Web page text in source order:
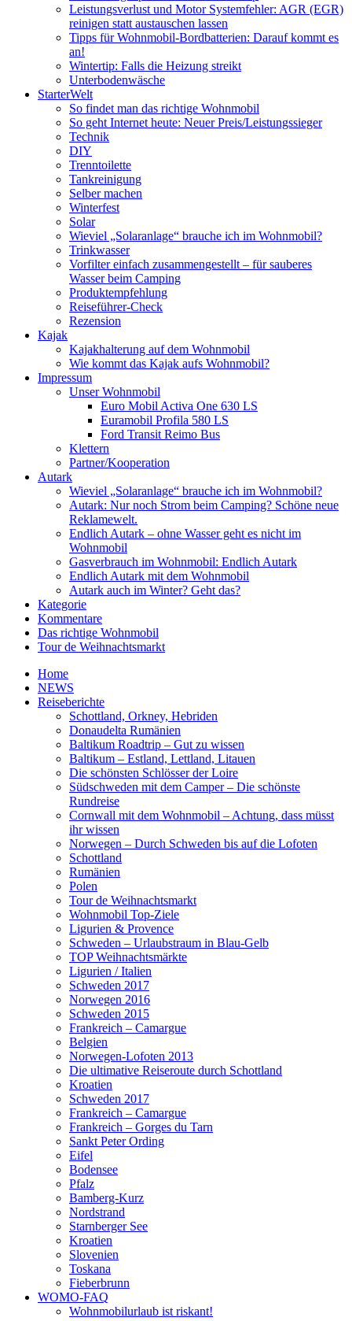
Leistungsverlust und Motor Systemfehler: AGR (EGR)
reinigen statt austauschen lassen
Tipps für Wohnmobil-Bordbatterien: Darauf kommt es
an!
Wintertip: Falls die Heizung streikt
Unterbodenwäsche
StarterWelt
So findet man das richtige Wohnmobil
So geht Internet heute: Neuer Preis/Leistungssieger
Technik
DIY
Trenntoilette
Tankreinigung
Selber machen
Winterfest
Solar
Wieviel „Solaranlage“ brauche ich im Wohnmobil?
Trinkwasser
Vorfilter einfach zusammengestellt – für sauberes
Wasser beim Camping
Produktempfehlung
Reiseführer-Check
Rezension
Kajak
Kajakhalterung auf dem Wohnmobil
Wie kommt das Kajak aufs Wohnmobil?
Impressum
Unser Wohnmobil
Euro Mobil Activa One 630 LS
Euramobil Profila 580 LS
Ford Transit Reimo Bus
Klettern
Partner/Kooperation
Autark
Wieviel „Solaranlage“ brauche ich im Wohnmobil?
Autark: Nur noch Strom beim Camping? Schöne neue
Reklamewelt.
Endlich Autark – ohne Wasser geht es nicht im
Wohnmobil
Gasverbrauch im Wohnmobil: Endlich Autark
Endlich Autark mit dem Wohnmobil
Autark auch im Winter? Geht das?
Kategorie
Kommentare
Das richtige Wohnmobil
Tour de Weihnachtsmarkt
Home
NEWS
Reiseberichte
Schottland, Orkney, Hebriden
Donaudelta Rumänien
Baltikum Roadtrip – Gut zu wissen
Baltikum – Estland, Lettland, Litauen
Die schönsten Schlösser der Loire
Südschweden mit dem Camper – Die schönste
Rundreise
Cornwall mit dem Wohnmobil – Achtung, dass müsst
ihr wissen
Norwegen – Durch Schweden bis auf die Lofoten
Schottland
Rumänien
Polen
Tour de Weihnachtsmarkt
Wohnmobil Top-Ziele
Ligurien & Provence
Schweden – Urlaubstraum in Blau-Gelb
TOP Weihnachtsmärkte
Ligurien / Italien
Schweden 2017
Norwegen 2016
Schweden 2015
Frankreich – Camargue
Belgien
Norwegen-Lofoten 2013
Die ultimative Reiseroute durch Schottland
Kroatien
Schweden 2017
Frankreich – Camargue
Frankreich – Gorges du Tarn
Sankt Peter Ording
Eifel
Bodensee
Pfalz
Bamberg-Kurz
Nordstrand
Starnberger See
Kroatien
Slovenien
Toskana
Fieberbrunn
WOMO-FAQ
Wohnmobilurlaub ist riskant!